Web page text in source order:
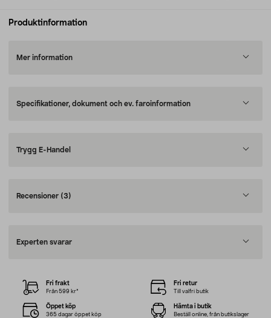
Produktinformation
Mer information
Specifikationer, dokument och ev. faroinformation
Trygg E-Handel
Recensioner (3)
Experten svarar
Fri frakt
Från 599 kr*
Fri retur
Till valfri butik
Öppet köp
365 dagar öppet köp
Hämta i butik
Beställ online, från butikslager